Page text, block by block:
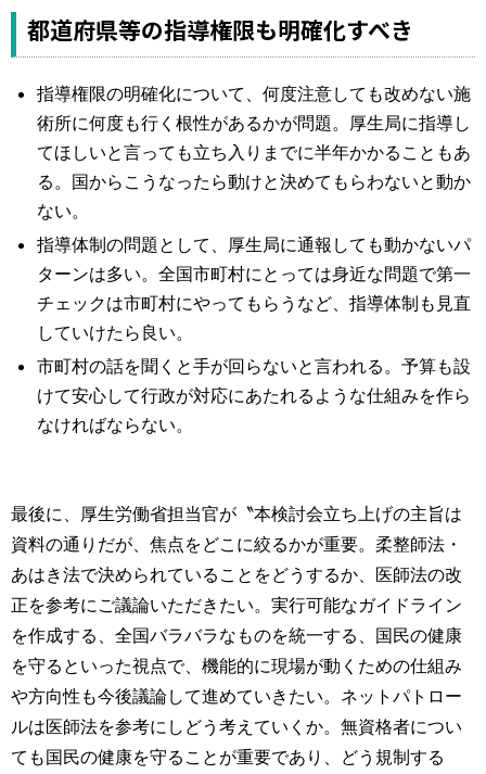
都道府県等の指導権限も明確化すべき
指導権限の明確化について、何度注意しても改めない施
術所に何度も行く根性があるかが問題。厚生局に指導し
てほしいと言っても立ち入りまでに半年かかることもあ
る。国からこうなったら動けと決めてもらわないと動か
ない。
指導体制の問題として、厚生局に通報しても動かないパ
ターンは多い。全国市町村にとっては身近な問題で第一
チェックは市町村にやってもらうなど、指導体制も見直
していけたら良い。
市町村の話を聞くと手が回らないと言われる。予算も設
けて安心して行政が対応にあたれるような仕組みを作ら
なければならない。
最後に、厚生労働省担当官が〝本検討会立ち上げの主旨は
資料の通りだが、焦点をどこに絞るかが重要。柔整師法・
あはき法で決められていることをどうするか、医師法の改
正を参考にご議論いただきたい。実行可能なガイドライン
を作成する、全国バラバラなものを統一する、国民の健康
を守るといった視点で、機能的に現場が動くための仕組み
や方向性も今後議論して進めていきたい。ネットパトロー
ルは医師法を参考にしどう考えていくか。無資格者につい
ても国民の健康を守ることが重要であり、どう規制する